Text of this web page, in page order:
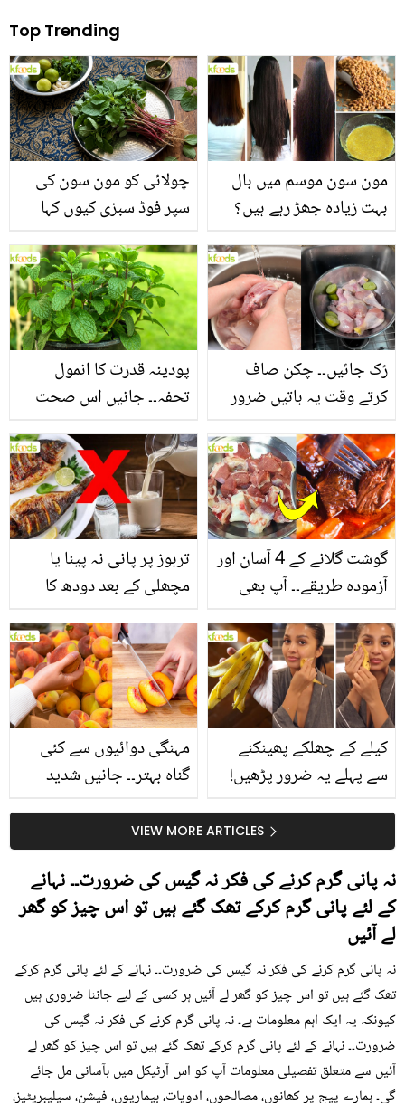
Top Trending
چولائی کو مون سون کی
سپر فوڈ سبزی کیوں کہا
منرلز اور اینٹی آکسیڈنٹس
سے بھرپور اس سبزی کے
فائدے
مون سون موسم میں بال
بہت زیادہ جھڑ رہے ہیں؟
بنانے کے چند قدرتی طریقے
پودینہ قدرت کا انمول
تحفہ۔۔ جانیں اس صحت
انگیز طبی فوائد
رُک جائیں۔۔ چکن صاف
کرتے وقت یہ باتیں ضرور
تربوز پر پانی نہ پینا یا
مچھلی کے بعد دودھ کا
سے متعلق غلط فہمیوں کی
حقیقت کیا ہے اور افواہ
کیا؟
گوشت گلانے کے 4 آسان اور
آزمودہ طریقے۔۔ آپ بھی
بتائے راز
مہنگی دوائیوں سے کئی
گناہ بہتر۔۔ جانیں شدید
کیوں کھانا چاہیے؟
کیلے کے چھلکے پھینکنے
سے پہلے یہ ضرور پڑھیں!
سستا اور قدرتی حلVIEW MORE ARTICLES
نہ پانی گرم کرنے کی فکر نہ گیس کی ضرورت۔۔ نہانے
کے لئے پانی گرم کرکے تھک گئے ہیں تو اس چیز کو گھر
لے آئیں
نہ پانی گرم کرنے کی فکر نہ گیس کی ضرورت۔۔ نہانے کے لئے پانی گرم کرکے
تھک گئے ہیں تو اس چیز کو گھر لے آئیں ہر کسی کے لیے جاننا ضروری ہیں
کیونکہ یہ ایک اہم معلومات ہے۔ نہ پانی گرم کرنے کی فکر نہ گیس کی
ضرورت۔۔ نہانے کے لئے پانی گرم کرکے تھک گئے ہیں تو اس چیز کو گھر لے
آئیں سے متعلق تفصیلی معلومات آپ کو اس آرٹیکل میں بآسانی مل جائے
گی۔ ہمارے پیج پر کھانوں، مصالحوں، ادویات، بیماریوں، فیشن، سیلیبریٹیز،